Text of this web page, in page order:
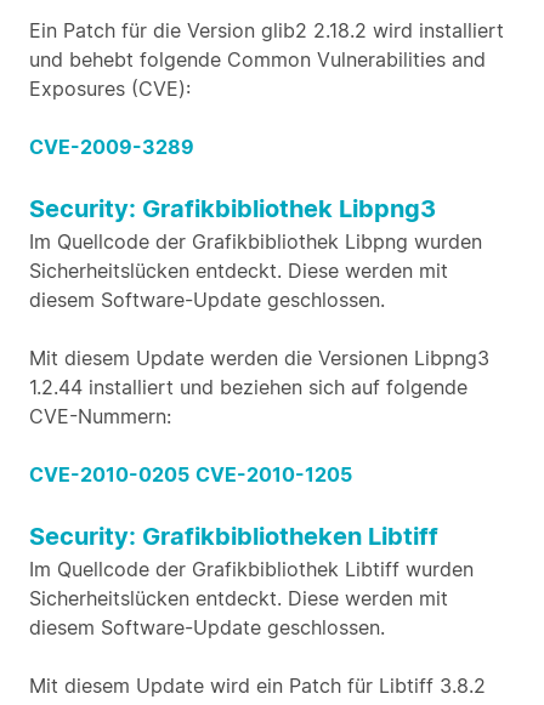
Ein Patch für die Version glib2 2.18.2 wird installiert
und behebt folgende Common Vulnerabilities and
Exposures (CVE):
CVE-2009-3289
Security: Grafikbibliothek Libpng3
Im Quellcode der Grafikbibliothek Libpng wurden
Sicherheitslücken entdeckt. Diese werden mit
diesem Software-Update geschlossen.
Mit diesem Update werden die Versionen Libpng3
1.2.44 installiert und beziehen sich auf folgende
CVE-Nummern:
CVE-2010-0205 CVE-2010-1205
Security: Grafikbibliotheken Libtiff
Im Quellcode der Grafikbibliothek Libtiff wurden
Sicherheitslücken entdeckt. Diese werden mit
diesem Software-Update geschlossen.
Mit diesem Update wird ein Patch für Libtiff 3.8.2